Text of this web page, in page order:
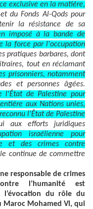
exclusive en la matière,
du Fonds Al-Qods pour
la résistance de sa
imposé à la bande de
la force par l'occupation
pratiques barbares, dont
tout en réclamant
prisonniers, notamment
et personnes âgées.
l'État de Palestine pour
aux Nations unies,
l'État de Palestine
aux efforts juridiques
israélienne pour
et des crimes contre
continue de commettre
responsable de crimes
l’humanité est
l’évocation du rôle du
Maroc Mohamed Vl, qui